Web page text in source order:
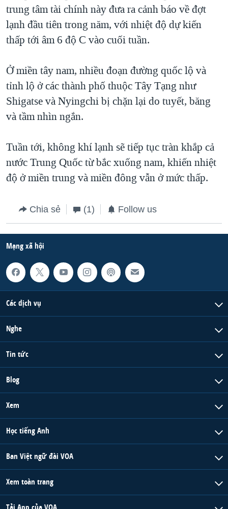
trung tâm tài chính này đưa ra cảnh báo về đợt
lạnh đầu tiên trong năm, với nhiệt độ dự kiến
thấp tới âm 6 độ C vào cuối tuần.
Ở miền tây nam, nhiều đoạn đường quốc lộ và
tỉnh lộ ở các thành phố thuộc Tây Tạng như
Shigatse và Nyingchi bị chặn lại do tuyết, băng
và tầm nhìn ngắn.
Tuần tới, không khí lạnh sẽ tiếp tục tràn khắp cả
nước Trung Quốc từ bắc xuống nam, khiến nhiệt
độ ở miền trung và miền đông vẫn ở mức thấp.
Chia sẻ (1) Follow us
Mạng xã hội
Các dịch vụ
Nghe
Tin tức
Blog
Xem
Học tiếng Anh
Ban Việt ngữ đài VOA
Xem toàn trang